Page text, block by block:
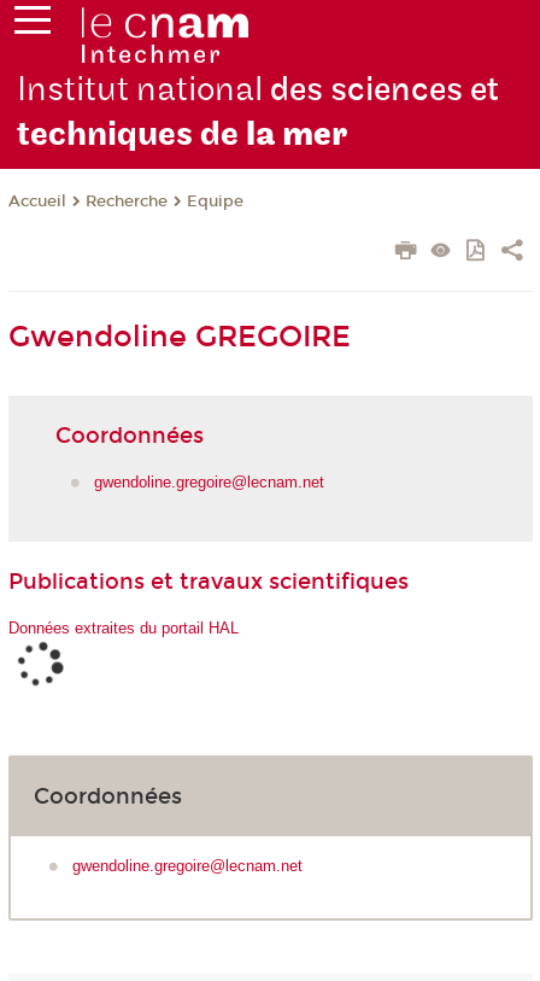
Institut national des sciences et
techniques de la mer
Accueil Recherche Equipe
Gwendoline GREGOIRE
Coordonnées
gwendoline.gregoire@lecnam.net
Publications et travaux scientifiques
Données extraites du portail HAL
Coordonnées
gwendoline.gregoire@lecnam.net